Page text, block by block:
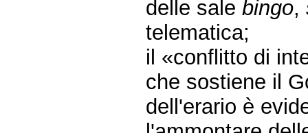
delle salebingo,
telematica;
il «conflitto di
che sostiene il
dell'erario è